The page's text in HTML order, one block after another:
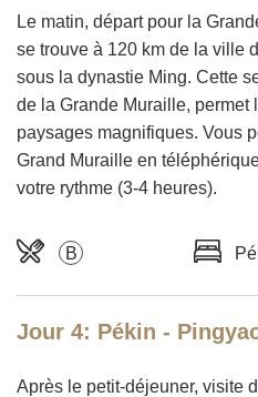
Le matin, départ pour la
se trouve à 120 km de la ville
sous la dynastie Ming. Cette
de la Grande Muraille, permet
paysages magnifiques. Vous
Grand Muraille en
votre rythme (3-4 heures).
B
Jour 4: Pékin -
Après le petit-déjeuner, visite